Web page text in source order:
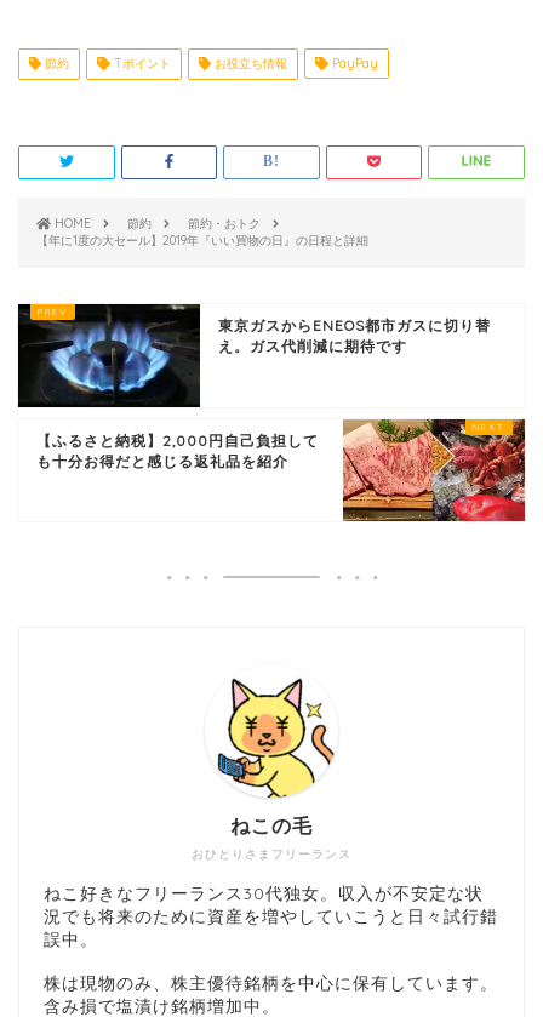
節約 Tポイント お役立ち情報 PayPay
HOME 節約
節約・おトク
【年に1度の大セール】2019年『いい買物の日』の日程と詳細
東京ガスからENEOS都市ガスに切り替
え。ガス代削減に期待です
【ふるさと納税】2,000円自己負担して
も十分お得だと感じる返礼品を紹介
おひとりさまフリーランス
ねこの毛
ねこ好きなフリーランス30代独女。収入が不安定な状
況でも将来のために資産を増やしていこうと日々試行錯
誤中。
株は現物のみ、株主優待銘柄を中心に保有しています。
含み損で塩漬け銘柄増加中。